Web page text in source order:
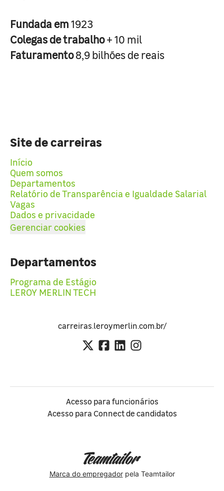
Fundada em1923
Colegas de trabalho+ 10 mil
Faturamento8,9 bilhões de reais
Site de carreiras
Início
Quem somos
Departamentos
Relatório de Transparência e Igualdade Salarial
Vagas
Dados e privacidade
Gerenciar cookies
Departamentos
Programa de Estágio
LEROY MERLIN TECH
carreiras.leroymerlin.com.br/
Acesso para funcionários
Acesso para Connect de candidatos
Marca do empregadorpela Teamtailor